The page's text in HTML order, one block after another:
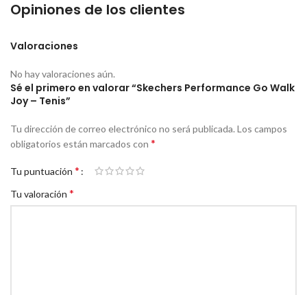
Opiniones de los clientes
Valoraciones
No hay valoraciones aún.
Sé el primero en valorar “Skechers Performance Go Walk
Joy – Tenis”
Tu dirección de correo electrónico no será publicada. Los campos
obligatorios están marcados con *
Tu puntuación *
Tu valoración *